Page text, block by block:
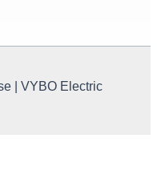
| VYBO Electric